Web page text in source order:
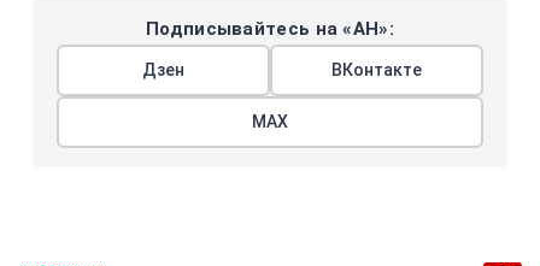
Подписывайтесь на «АН»:
Дзен ВКонтакте
МАХ